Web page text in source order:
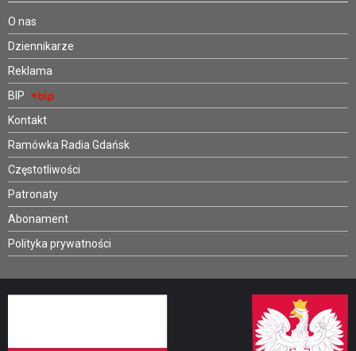
O nas
Dziennikarze
Reklama
BIP
Kontakt
Ramówka Radia Gdańsk
Częstotliwości
Patronaty
Abonament
Polityka prywatności